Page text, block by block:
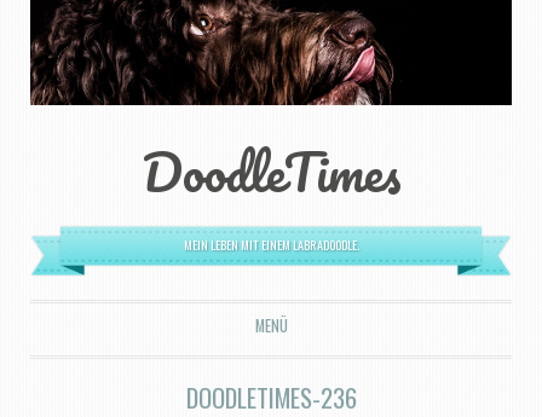
DoodleTimes
MEIN LEBEN MIT EINEM LABRADOODLE.
MENÜ
ZUM INHALT SPRINGEN
DOODLETIMES-236